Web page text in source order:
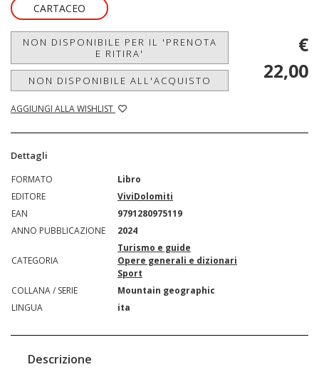
CARTACEO
NON DISPONIBILE PER IL 'PRENOTA
E RITIRA'
NON DISPONIBILE ALL'ACQUISTO
AGGIUNGI ALLA WISHLIST
€
22,00
Dettagli
FORMATO
Libro
EDITORE
ViviDolomiti
EAN
9791280975119
ANNO PUBBLICAZIONE
2024
CATEGORIA
Turismo e guide
Opere generali e dizionari
Sport
COLLANA / SERIE
Mountain geographic
LINGUA
ita
Descrizione